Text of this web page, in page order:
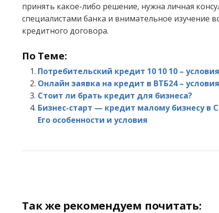
принять какое-либо решение, нужна личная
специалистами банка и внимательное изучение
кредитного договора.
По Теме:
Потребительский кредит 10 10 10 –
Онлайн заявка на кредит в ВТБ24 –
Стоит ли брать кредит для бизнеса?
Бизнес-старт — кредит малому бизнесу в
Его особенности и условия
Так же рекомендуем почитать: